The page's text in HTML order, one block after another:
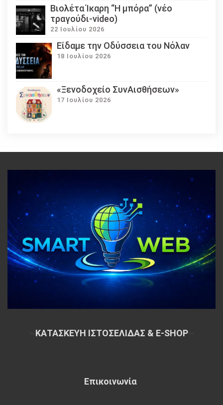
Βιολέτα Ίκαρη “Η μπόρα” (νέο
τραγούδι-video)
22 Ιουλίου 2026
Eίδαμε την Οδύσσεια του Νόλαν
18 Ιουλίου 2026
«Ξενοδοχείο ΣυνΑισθήσεων»
17 Ιουλίου 2026
ΚΑΤΑΣΚΕΥΗ ΙΣΤΟΣΕΛΙΔΑΣ & E-SHOP~
Επικοινωνία